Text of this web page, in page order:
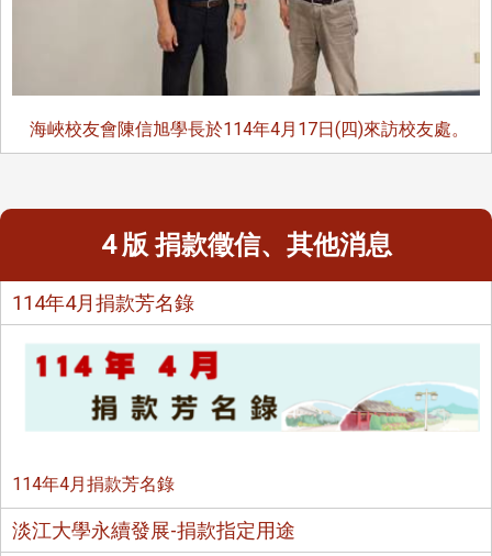
海峽校友會陳信旭學長於114年4月17日(四)來訪校友處。
4 版 捐款徵信、其他消息
114年4月捐款芳名錄
114年4月捐款芳名錄
淡江大學永續發展-捐款指定用途